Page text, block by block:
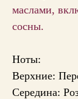
маслами,
сосны.
Ноты:
Верхние:
Середина: